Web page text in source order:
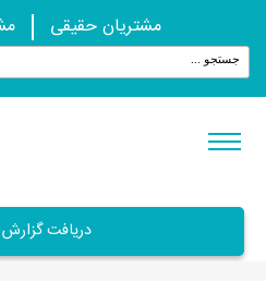
مشتریان حقیقی
دریافت گزارش